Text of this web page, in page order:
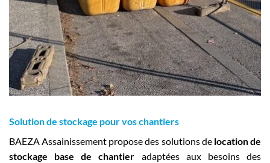
Solution de stockage pour vos chantiers
BAEZA Assainissement propose des solutions de location de
stockage base de chantier adaptées aux besoins des